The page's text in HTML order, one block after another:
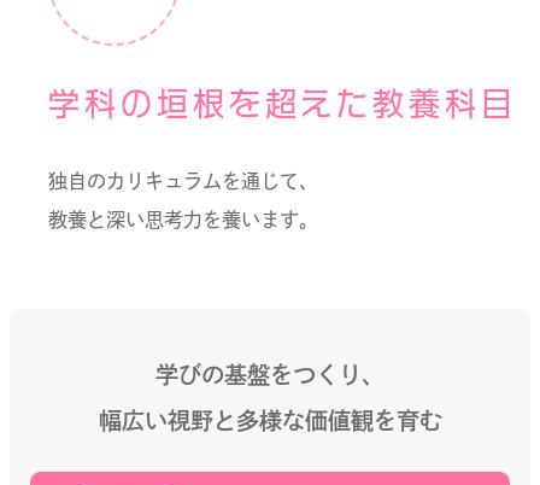
学科の垣根を超えた教養科目
独自のカリキュラムを通じて、
教養と深い思考力を養います。
学びの基盤をつくり、
幅広い視野と多様な価値観を育む